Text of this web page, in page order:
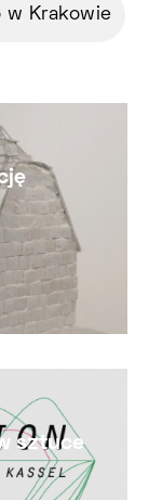
w Krakowie
sztuce